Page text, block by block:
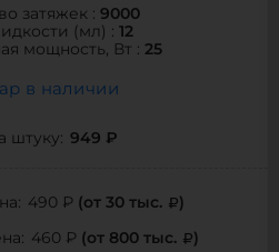
затяжек : 9000
(мл) : 12
мощность, Вт : 25
в наличии
штуку: 949 ₽
490 ₽ (от 30 тыс. )
460 ₽ (от 800 тыс. )